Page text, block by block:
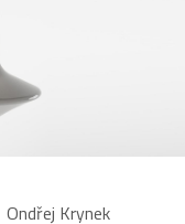
Ondřej Krynek